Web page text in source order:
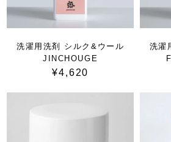
洗濯用洗剤 シルク&ウール
JINCHOUGE
¥4,620
洗濯